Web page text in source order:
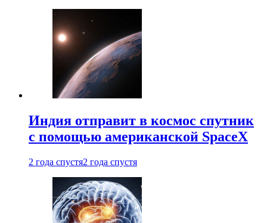
Индия отправит в космос спутник
с помощью американской SpaceX
2 года спустя2 года спустя